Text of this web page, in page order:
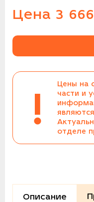
Цена 3 666
!
Цены на
части и
отделе
Описание